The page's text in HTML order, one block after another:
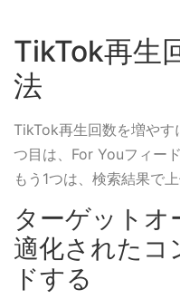
TikTok再生
法
TikTok再生回数を増や
つ目は、For Youフィー
もう1つは、検索結果で
ターゲット
適化されたコ
ドする